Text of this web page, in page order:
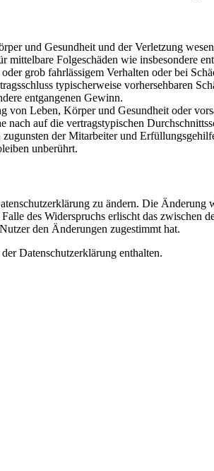
und Gesundheit und der Verletzung
Folgeschäden wie insbesondere
grob fahrlässigem Verhalten oder bei
typischerweise vorhersehbaren
entgangenen Gewinn.
Leben, Körper und Gesundheit oder
auf die vertragstypischen
der Mitarbeiter und
unberührt.
zu ändern. Die
des Widerspruchs erlischt das zwischen
den Änderungen zugestimmt hat.
Datenschutzerklärung enthalten.